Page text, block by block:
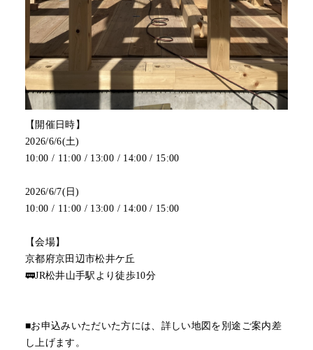
【開催日時】
2026/6/6(土)
10:00 / 11:00 / 13:00 / 14:00 / 15:00
2026/6/7(日)
10:00 / 11:00 / 13:00 / 14:00 / 15:00
【会場】
京都府京田辺市松井ケ丘
🚃JR松井山手駅より徒歩10分
■お申込みいただいた方には、詳しい地図を別途ご案内差
し上げます。